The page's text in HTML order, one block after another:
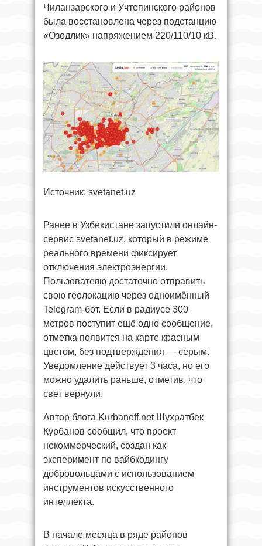
Чиланзарского и Учтепинского районов
была восстановлена через подстанцию
«Озодлик» напряжением 220/110/10 кВ.
Источник: svetanet.uz
Ранее в Узбекистане запустили онлайн-
сервис svetanet.uz, который в режиме
реального времени фиксирует
отключения электроэнергии.
Пользователю достаточно отправить
свою геолокацию через одноимённый
Telegram-бот. Если в радиусе 300
метров поступит ещё одно сообщение,
отметка появится на карте красным
цветом, без подтверждения — серым.
Уведомление действует 3 часа, но его
можно удалить раньше, отметив, что
свет вернули.
Автор блога Kurbanoff.net Шухратбек
Курбанов сообщил, что проект
некоммерческий, создан как
эксперимент по вайбкодингу
добровольцами с использованием
инструментов искусственного
интеллекта.
В начале месяца в ряде районов